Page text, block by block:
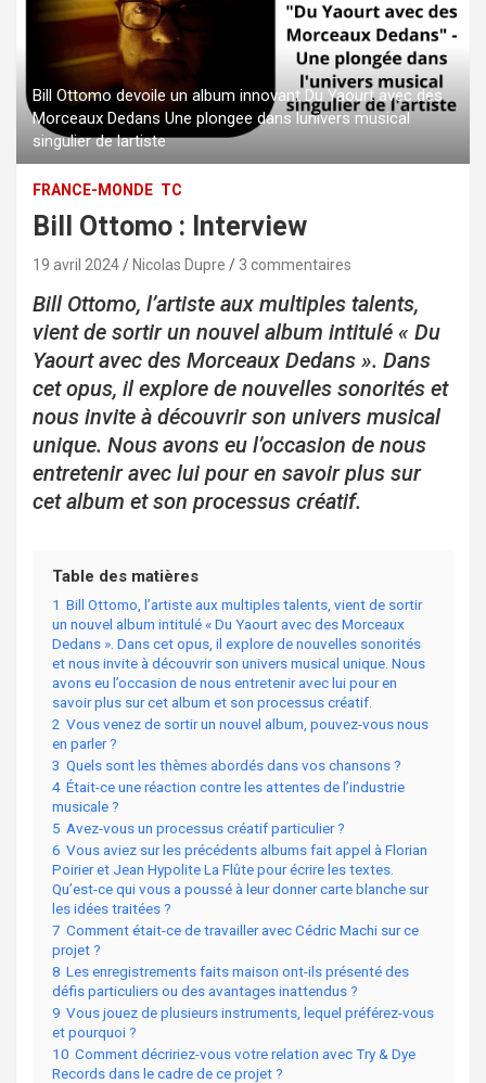
Bill Ottomo devoile un album innovant Du Yaourt avec des
Morceaux Dedans Une plongee dans lunivers musical
singulier de lartiste
FRANCE-MONDE TC
Bill Ottomo : Interview
19 avril 2024 Nicolas Dupre 3 commentaires
Bill Ottomo, l’artiste aux multiples talents,
vient de sortir un nouvel album intitulé « Du
Yaourt avec des Morceaux Dedans ». Dans
cet opus, il explore de nouvelles sonorités et
nous invite à découvrir son univers musical
unique. Nous avons eu l’occasion de nous
entretenir avec lui pour en savoir plus sur
cet album et son processus créatif.
Table des matières
1 Bill Ottomo, l’artiste aux multiples talents, vient de sortir
un nouvel album intitulé « Du Yaourt avec des Morceaux
Dedans ». Dans cet opus, il explore de nouvelles sonorités
et nous invite à découvrir son univers musical unique. Nous
avons eu l’occasion de nous entretenir avec lui pour en
savoir plus sur cet album et son processus créatif.
2 Vous venez de sortir un nouvel album, pouvez-vous nous
en parler ?
3 Quels sont les thèmes abordés dans vos chansons ?
4 Était-ce une réaction contre les attentes de l’industrie
musicale ?
5 Avez-vous un processus créatif particulier ?
6 Vous aviez sur les précédents albums fait appel à Florian
Poirier et Jean Hypolite La Flûte pour écrire les textes.
Qu’est-ce qui vous a poussé à leur donner carte blanche sur
les idées traitées ?
7 Comment était-ce de travailler avec Cédric Machi sur ce
projet ?
8 Les enregistrements faits maison ont-ils présenté des
défis particuliers ou des avantages inattendus ?
9 Vous jouez de plusieurs instruments, lequel préférez-vous
et pourquoi ?
10 Comment décririez-vous votre relation avec Try & Dye
Records dans le cadre de ce projet ?